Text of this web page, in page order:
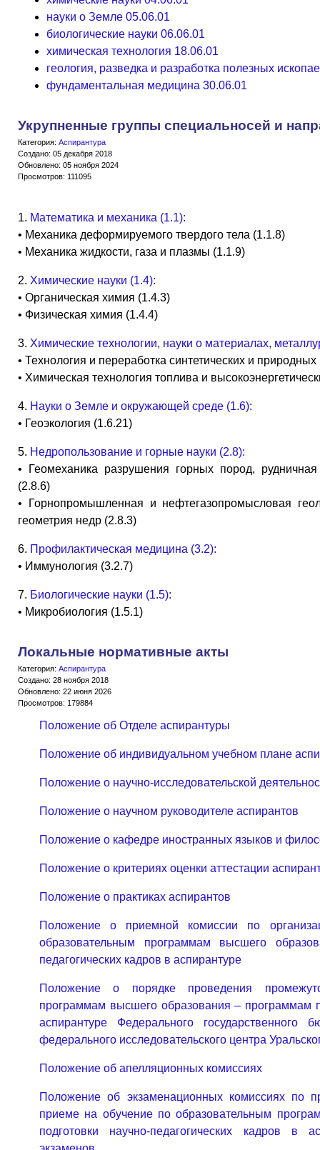
науки о Земле 05.06.01
биологические науки 06.06.01
химическая технология 18.06.01
геология, разведка и разработка полезных
фундаментальная медицина 30.06.01
Укрупненные группы специальносей и
Категория: Аспирантура
Создано: 05 декабря 2018
Обновлено: 05 ноября 2024
Просмотров: 111095
1. Математика и механика (1.1):
• Механика деформируемого твердого тела (1.1.8)
• Механика жидкости, газа и плазмы (1.1.9)
2. Химические науки (1.4):
• Органическая химия (1.4.3)
• Физическая химия (1.4.4)
3. Химические технологии, науки о материалах,
• Технология и переработка синтетических и
• Химическая технология топлива и
4. Науки о Земле и окружающей среде (1.6):
• Геоэкология (1.6.21)
5. Недропользование и горные науки (2.8):
• Геомеханика разрушения горных пород,
(2.8.6)
• Горнопромышленная и нефтегазопромысловая
геометрия недр (2.8.3)
6. Профилактическая медицина (3.2):
• Иммунология (3.2.7)
7. Биологические науки (1.5):
• Микробиология (1.5.1)
Локальные нормативные акты
Категория: Аспирантура
Создано: 28 ноября 2018
Обновлено: 22 июня 2026
Просмотров: 179884
Положение об Отделе аспирантуры
Положение об индивидуальном учебном плане
Положение о научно-исследовательской
Положение о научном руководителе аспирантов
Положение о кафедре иностранных языков и
Положение о критериях оценки аттестации
Положение о практиках аспирантов
Положение о приемной комиссии по
образовательным программам высшего
педагогических кадров в аспирантуре
Положение о порядке проведения
программам высшего образования – программам
аспирантуре Федерального государственного
федерального исследовательского центра
Положение об апелляционных комиссиях
Положение об экзаменационных комиссиях по
приеме на обучение по образовательным
подготовки научно-педагогических кадров в